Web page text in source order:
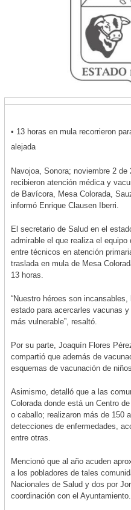
• 13 horas en mula recorrieron
alejada
Navojoa, Sonora; noviembre 2
recibieron atención médica y
de Bavícora, Mesa Colorada,
informó Enrique Clausen Iberri.
El secretario de Salud en el
admirable el que realiza el
entre técnicos en atención
traslada en mula de Mesa
13 horas.
“Nuestro héroes son
estado para acercarles vacunas
más vulnerable”, resaltó.
Por su parte, Joaquín Flores
compartió que además de
esquemas de vacunación de
Asimismo, detalló que a las
Colorada donde está un Centro
o caballo; realizaron más de 150
detecciones de enfermedades,
entre otras.
Mencionó que al año acuden
a los pobladores de tales
Nacionales de Salud y dos por
coordinación con el Ayuntamiento.